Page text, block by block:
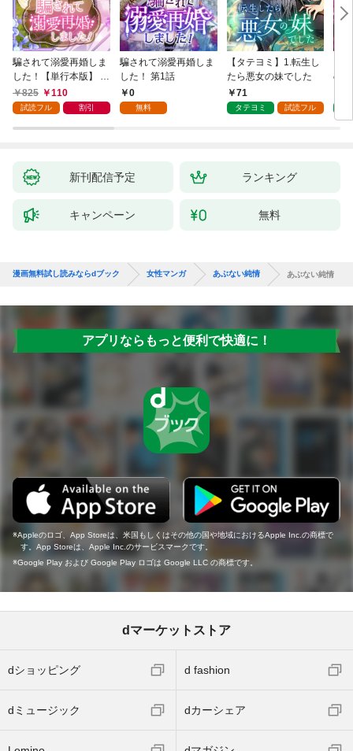
騙されて溺愛再婚しま
した！【単行本版】 1
巻825 110
試読フル 割引
騙されて溺愛再婚しま
した！ 第1話
0
無料
【タテヨミ】1.転生し
たら悪女の妹でした
71
タテヨミ 試読フル
の
新刊配信予定 ランキング
キャンペーン 無料
漫画無料試し読みならdブック 女性マンガ あぶない純情 あぶない純情
アプリならもっと便利で快適に！
Appleのロゴ、App Storeは、米国もしくはその他の国や地域におけるApple Inc.の商標で
す。App Storeは、Apple Inc.のサービスマークです。
Google Play および Google Play ロゴは Google LLC の商標です。
dマーケットストア
dショッピング d fashion
dミュージック dカーシェア